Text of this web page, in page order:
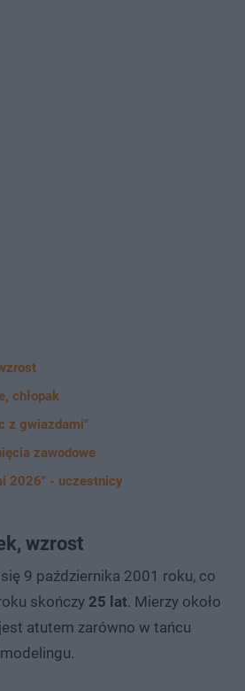
chłopak
z gwiazdami"
zawodowe
2026" - uczestnicy
wzrost
się 9 października 2001 roku, co
skończy 25 lat. Mierzy około
atutem zarówno w tańcu